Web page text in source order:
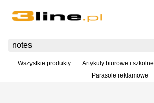
Wszystkie produkty Artykuły biurowe i szkolne
Parasole reklamowe